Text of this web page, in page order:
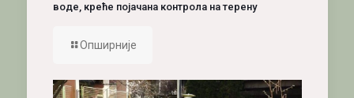
воде, креће појачана контрола на терену
Опширније